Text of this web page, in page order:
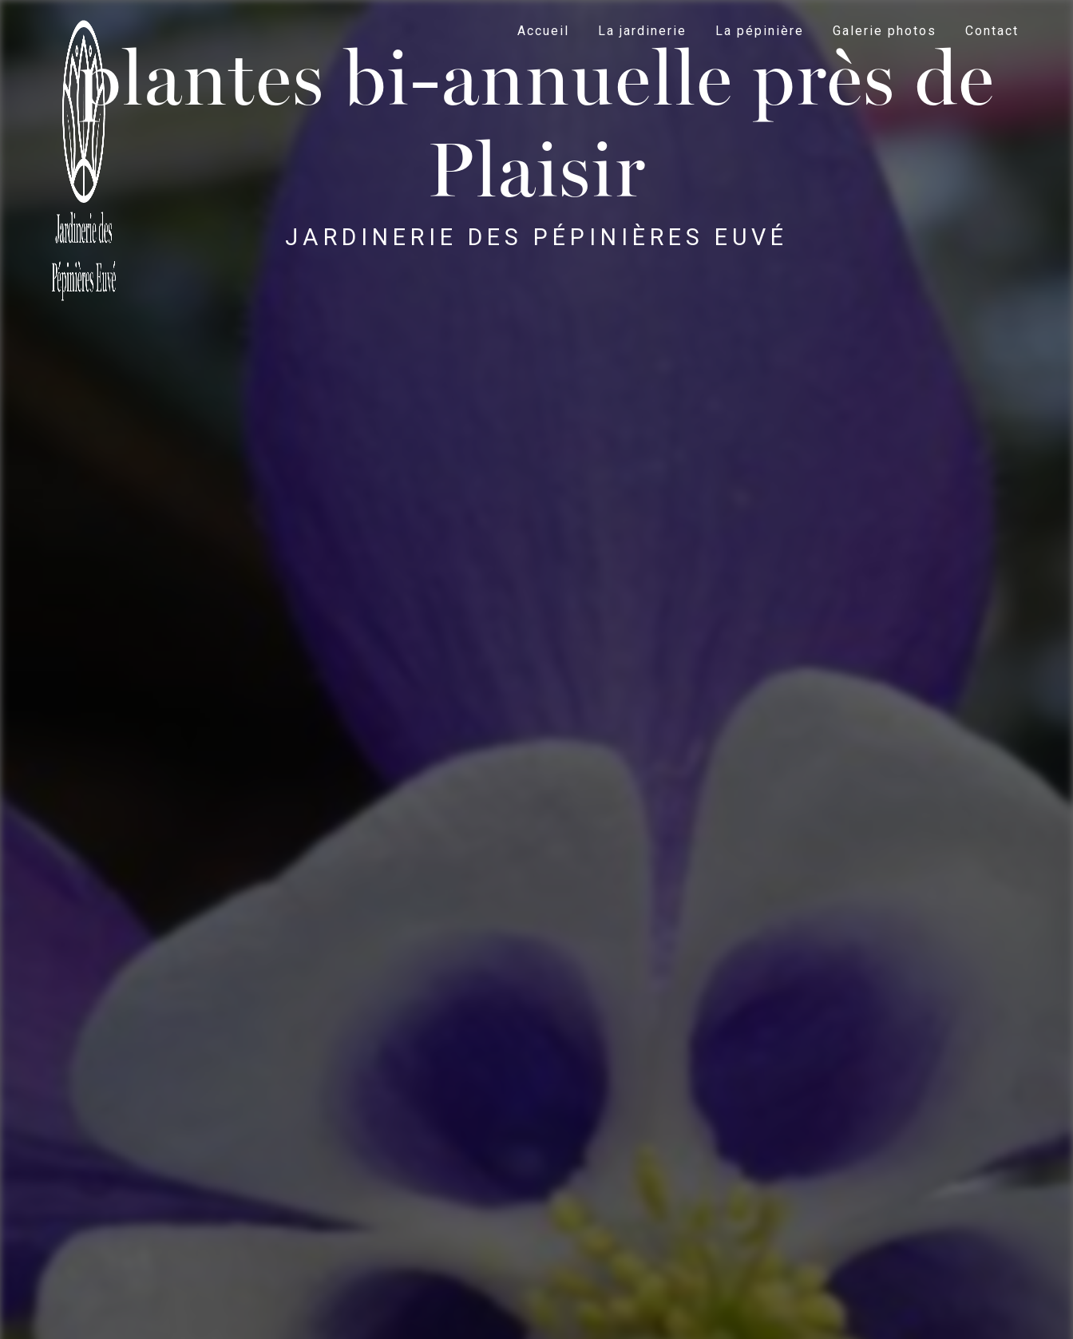
Accueil La jardinerie La pépinière Galerie photos Contact
plantes bi-annuelle près de
Plaisir
JARDINERIE DES PÉPINIÈRES EUVÉ